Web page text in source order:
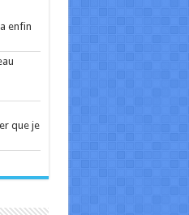
12:43
rss
enfin
que je